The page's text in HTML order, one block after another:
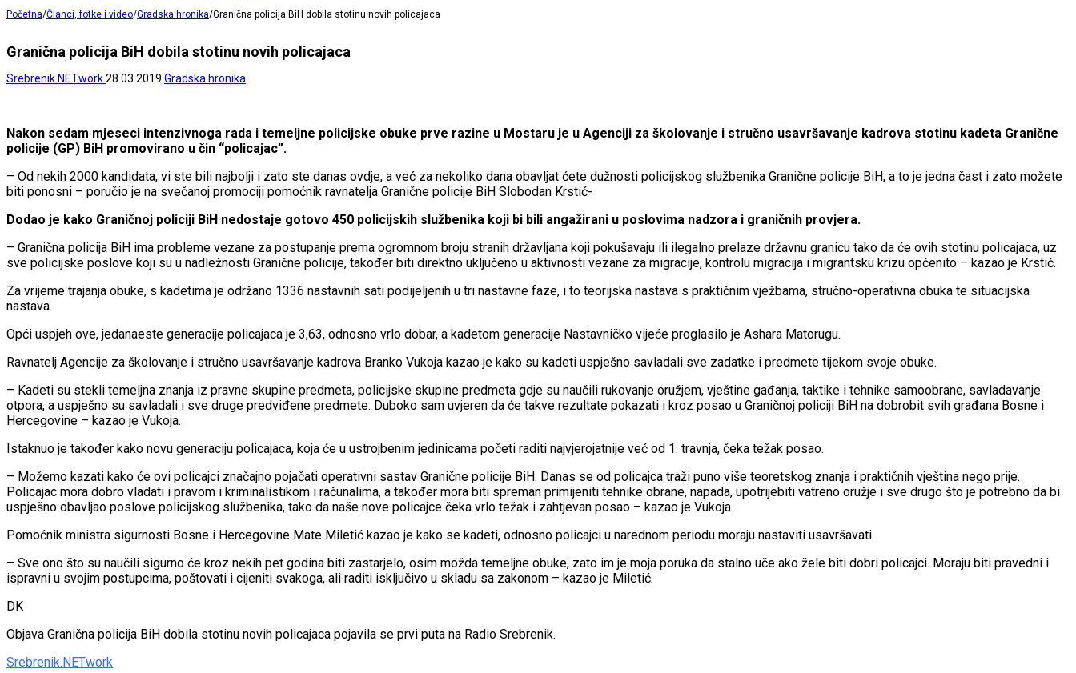
Početna/Članci, fotke i video/Gradska hronika/Granična policija BiH dobila stotinu novih policajaca
Granična policija BiH dobila stotinu novih policajaca
Srebrenik.NETwork28.03.2019 Gradska hronika
Nakon sedam mjeseci intenzivnoga rada i temeljne policijske obuke prve razine u Mostaru je u Agenciji za školovanje i stručno usavršavanje kadrova stotinu kadeta Granične
policije (GP) BiH promovirano u čin “policajac”.
– Od nekih 2000 kandidata, vi ste bili najbolji i zato ste danas ovdje, a već za nekoliko dana obavljat ćete dužnosti policijskog službenika Granične policije BiH, a to je jedna čast i zato možete
biti ponosni – poručio je na svečanoj promociji pomoćnik ravnatelja Granične policije BiH Slobodan Krstić-
Dodao je kako Graničnoj policiji BiH nedostaje gotovo 450 policijskih službenika koji bi bili angažirani u poslovima nadzora i graničnih provjera.
– Granična policija BiH ima probleme vezane za postupanje prema ogromnom broju stranih državljana koji pokušavaju ili ilegalno prelaze državnu granicu tako da će ovih stotinu policajaca, uz
sve policijske poslove koji su u nadležnosti Granične policije, također biti direktno uključeno u aktivnosti vezane za migracije, kontrolu migracija i migrantsku krizu općenito – kazao je Krstić.
Za vrijeme trajanja obuke, s kadetima je održano 1336 nastavnih sati podijeljenih u tri nastavne faze, i to teorijska nastava s praktičnim vježbama, stručno-operativna obuka te situacijska
nastava.
Opći uspjeh ove, jedanaeste generacije policajaca je 3,63, odnosno vrlo dobar, a kadetom generacije Nastavničko vijeće proglasilo je Ashara Matorugu.
Ravnatelj Agencije za školovanje i stručno usavršavanje kadrova Branko Vukoja kazao je kako su kadeti uspješno savladali sve zadatke i predmete tijekom svoje obuke.
– Kadeti su stekli temeljna znanja iz pravne skupine predmeta, policijske skupine predmeta gdje su naučili rukovanje oružjem, vještine gađanja, taktike i tehnike samoobrane, savladavanje
otpora, a uspješno su savladali i sve druge predviđene predmete. Duboko sam uvjeren da će takve rezultate pokazati i kroz posao u Graničnoj policiji BiH na dobrobit svih građana Bosne i
Hercegovine – kazao je Vukoja.
Istaknuo je također kako novu generaciju policajaca, koja će u ustrojbenim jedinicama početi raditi najvjerojatnije već od 1. travnja, čeka težak posao.
– Možemo kazati kako će ovi policajci značajno pojačati operativni sastav Granične policije BiH. Danas se od policajca traži puno više teoretskog znanja i praktičnih vještina nego prije.
Policajac mora dobro vladati i pravom i kriminalistikom i računalima, a također mora biti spreman primijeniti tehnike obrane, napada, upotrijebiti vatreno oružje i sve drugo što je potrebno da bi
uspješno obavljao poslove policijskog službenika, tako da naše nove policajce čeka vrlo težak i zahtjevan posao – kazao je Vukoja.
Pomoćnik ministra sigurnosti Bosne i Hercegovine Mate Miletić kazao je kako se kadeti, odnosno policajci u narednom periodu moraju nastaviti usavršavati.
– Sve ono što su naučili sigurno će kroz nekih pet godina biti zastarjelo, osim možda temeljne obuke, zato im je moja poruka da stalno uče ako žele biti dobri policajci. Moraju biti pravedni i
ispravni u svojim postupcima, poštovati i cijeniti svakoga, ali raditi isključivo u skladu sa zakonom – kazao je Miletić.
DK
Objava Granična policija BiH dobila stotinu novih policajaca pojavila se prvi puta na Radio Srebrenik.
Srebrenik.NETwork